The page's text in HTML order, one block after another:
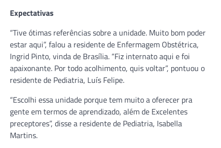
Expectativas
“Tive ótimas referências sobre a unidade. Muito bom poder
estar aqui”, falou a residente de Enfermagem Obstétrica,
Ingrid Pinto, vinda de Brasília. “Fiz internato aqui e foi
apaixonante. Por todo acolhimento, quis voltar”, pontuou o
residente de Pediatria, Luís Felipe.
“Escolhi essa unidade porque tem muito a oferecer pra
gente em termos de aprendizado, além de Excelentes
preceptores”, disse a residente de Pediatria, Isabella
Martins.